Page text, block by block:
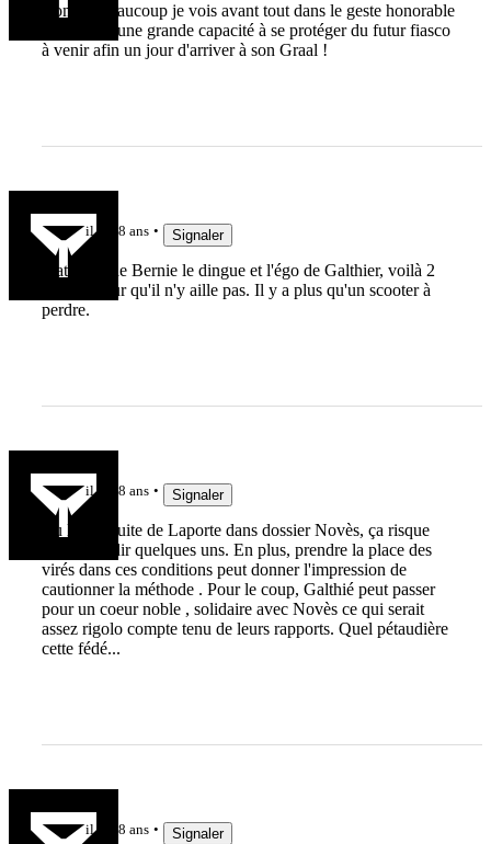
Comme beaucoup je vois avant tout dans le geste honorable
de Galthié une grande capacité à se protéger du futur fiasco
à venir afin un jour d'arriver à son Graal !
il y a 8 ans Signaler
L'attitude de Bernie le dingue et l'égo de Galthier, voilà 2
raisons pour qu'il n'y aille pas. Il y a plus qu'un scooter à
perdre.
il y a 8 ans Signaler
Vu la conduite de Laporte dans dossier Novès, ça risque
d'en refroidir quelques uns. En plus, prendre la place des
virés dans ces conditions peut donner l'impression de
cautionner la méthode . Pour le coup, Galthié peut passer
pour un coeur noble , solidaire avec Novès ce qui serait
assez rigolo compte tenu de leurs rapports. Quel pétaudière
cette fédé...
il y a 8 ans Signaler